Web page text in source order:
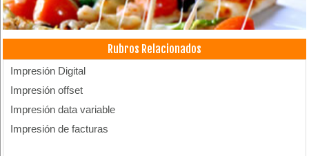
Rubros Relacionados
Impresión Digital
Impresión offset
Impresión data variable
Impresión de facturas